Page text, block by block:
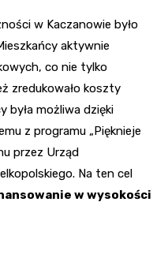
w Kaczanowie było
aktywnie
co nie tylko
zredukowało koszty
była możliwa dzięki
z programu „Pięknieje
przez Urząd
Na ten cel
w wysokości